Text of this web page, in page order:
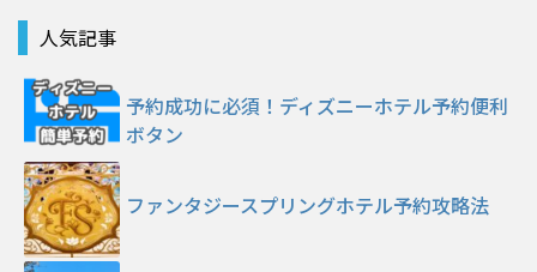
人気記事
予約成功に必須！ディズニーホテル予約便利
ボタン
ファンタジースプリングホテル予約攻略法